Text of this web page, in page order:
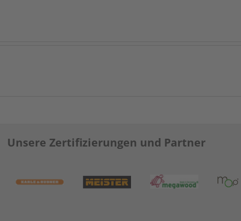
Unsere Zertifizierungen und Partner